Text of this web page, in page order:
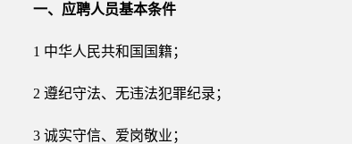
一、应聘人员基本条件
1 中华人民共和国国籍；
2 遵纪守法、无违法犯罪纪录；
3 诚实守信、爱岗敬业；